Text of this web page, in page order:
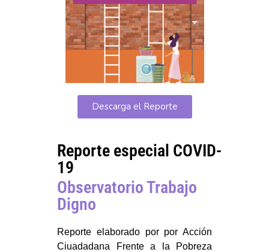
Descarga el Reporte
Reporte especial COVID-
19
Observatorio Trabajo
Digno
Reporte elaborado por por Acción
Ciuadadana Frente a la Pobreza